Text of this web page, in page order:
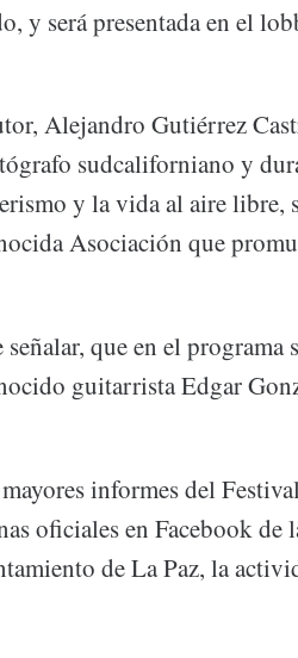
y será presentada en el
Alejandro Gutiérrez
sudcaliforniano y
y la vida al aire libre,
Asociación que
señalar, que en el
guitarrista Edgar
informes del
oficiales en Facebook
de La Paz, la